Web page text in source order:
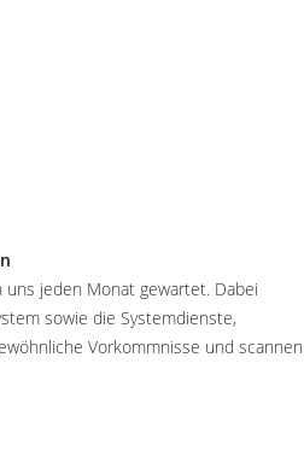
jeden Monat gewartet. Dabei
sowie die Systemdienste,
Vorkommnisse und scannen